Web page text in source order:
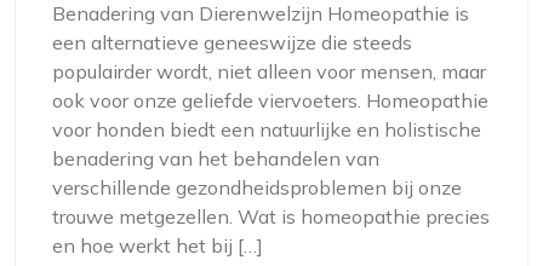
Benadering van Dierenwelzijn Homeopathie is
een alternatieve geneeswijze die steeds
populairder wordt, niet alleen voor mensen, maar
ook voor onze geliefde viervoeters. Homeopathie
voor honden biedt een natuurlijke en holistische
benadering van het behandelen van
verschillende gezondheidsproblemen bij onze
trouwe metgezellen. Wat is homeopathie precies
en hoe werkt het bij […]